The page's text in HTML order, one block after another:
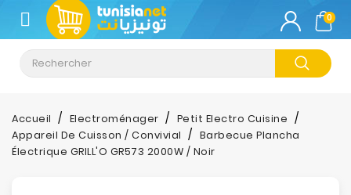
CATÉGORIE
Climatisation
Informatique
Téléphonie
0
Accueil Electroménager
Petit Electro Cuisine
Appareil De Cuisson / Convivial
Barbecue Plancha
Électrique GRILL'O GR573 2000W / Noir